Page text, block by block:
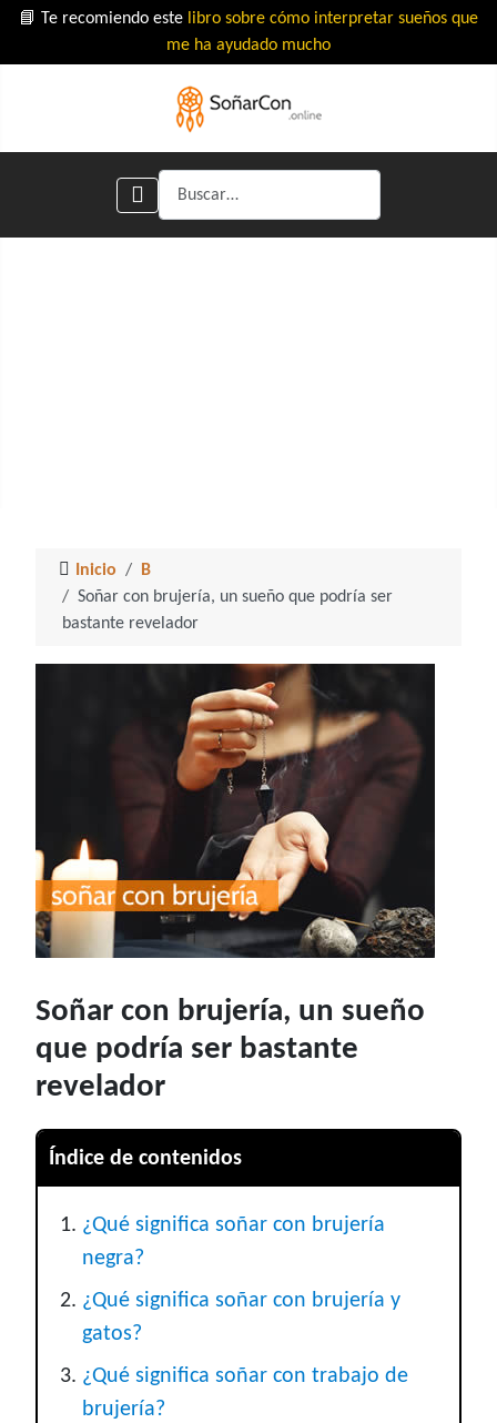
📘 Te recomiendo este libro sobre cómo interpretar sueños que
me ha ayudado mucho
Buscar
Inicio
B
Soñar con brujería, un sueño que podría ser
bastante revelador
Soñar con brujería, un sueño
que podría ser bastante
revelador
Índice de contenidos
¿Qué significa soñar con brujería
negra?
¿Qué significa soñar con brujería y
gatos?
¿Qué significa soñar con trabajo de
brujería?